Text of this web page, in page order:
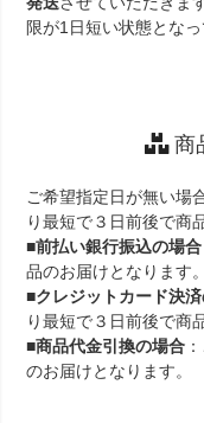
限が1日短い状態とな
商
ご希望指定日が無い場
り最短で３日前後で商
■前払い銀行振込の場合
品のお届けとなります。
■クレジットカード決
り最短で３日前後で商
■商品代金引換の場合
のお届けとなります。